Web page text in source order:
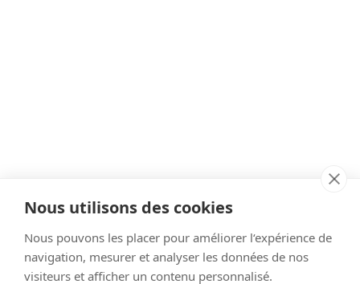
Nous utilisons des cookies
Nous pouvons les placer pour améliorer l‘expérience de
navigation, mesurer et analyser les données de nos
visiteurs et afficher un contenu personnalisé.